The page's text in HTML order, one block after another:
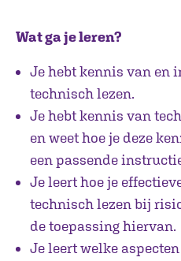
Wat ga je leren?
Je hebt kennis van en
technisch lezen.
Je hebt kennis van
en weet hoe je deze
een passende
Je leert hoe je
technisch lezen bij
de toepassing hiervan.
Je leert welke